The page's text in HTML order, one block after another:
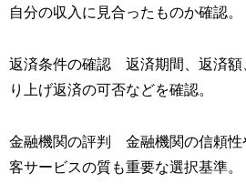
自分の収入に見合ったものか確認。
返済条件の確認 返済期間、返済額
り上げ返済の可否などを確認。
金融機関の評判 金融機関の信頼性
客サービスの質も重要な選択基準。